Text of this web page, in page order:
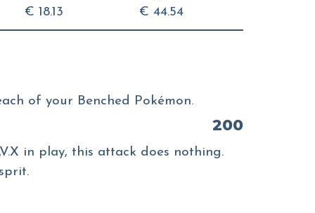
€ 18.13
€ 44.54
of your Benched Pokémon.
200
in play, this attack does nothing.